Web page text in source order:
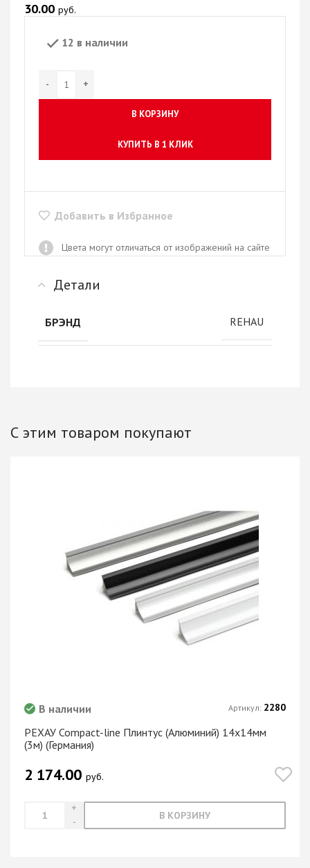
30.00 руб.
12 в наличии
В КОРЗИНУ
КУПИТЬ В 1 КЛИК
Добавить в Избранное
Цвета могут отличаться от изображений на сайте
Детали
БРЭНД REHAU
С этим товаром покупают
РЕХАУ Compact-line Плинтус (Алюминий) 14х14мм
(3м) (Германия)
В наличии
2 174.00 руб.
В КОРЗИНУ
Артикул: 2280